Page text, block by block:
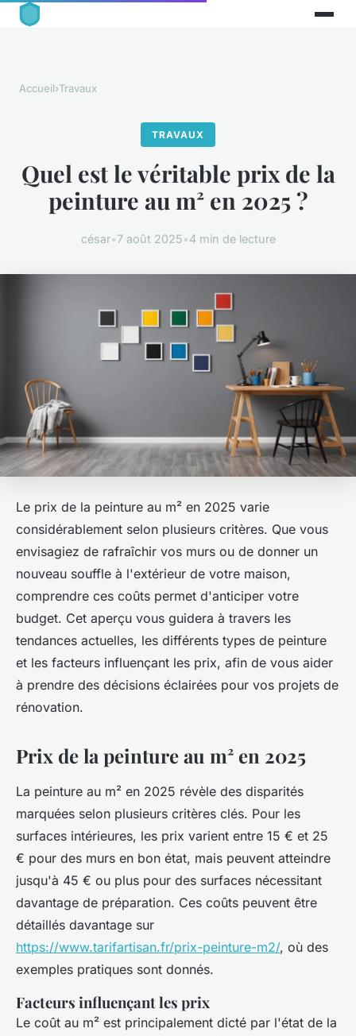
Accueil›Travaux
TRAVAUX
Quel est le véritable prix de la
peinture au m² en 2025 ?
césar•7 août 2025•4 min de lecture
Le prix de la peinture au m² en 2025 varie
considérablement selon plusieurs critères. Que vous
envisagiez de rafraîchir vos murs ou de donner un
nouveau souffle à l'extérieur de votre maison,
comprendre ces coûts permet d'anticiper votre
budget. Cet aperçu vous guidera à travers les
tendances actuelles, les différents types de peinture
et les facteurs influençant les prix, afin de vous aider
à prendre des décisions éclairées pour vos projets de
rénovation.
Prix de la peinture au m² en 2025
La peinture au m² en 2025 révèle des disparités
marquées selon plusieurs critères clés. Pour les
surfaces intérieures, les prix varient entre 15 € et 25
€ pour des murs en bon état, mais peuvent atteindre
jusqu'à 45 € ou plus pour des surfaces nécessitant
davantage de préparation. Ces coûts peuvent être
détaillés davantage sur
https://www.tarifartisan.fr/prix-peinture-m2/, où des
exemples pratiques sont donnés.
Facteurs influençant les prix
Le coût au m² est principalement dicté par l'état de la